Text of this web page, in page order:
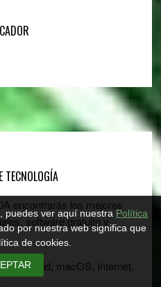
TECNOLOGÍA
encontrarás los mejores
software gratuito y
Android, macOS, Internet,
puedes ver aquí nuestra Política
por nuestra web significa que
de cookies.